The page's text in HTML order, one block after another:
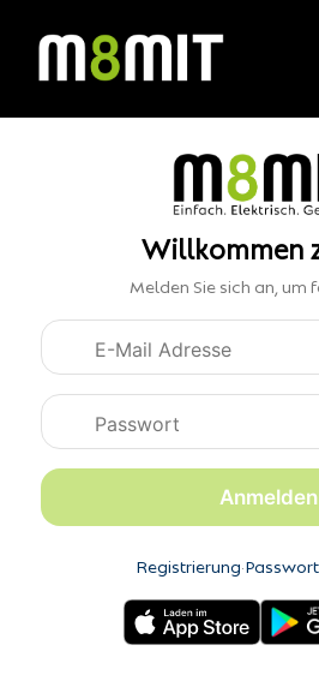
Willkommen
Melden Sie sich an, um
Anmeldedaten
Anmelden
Registrierung·